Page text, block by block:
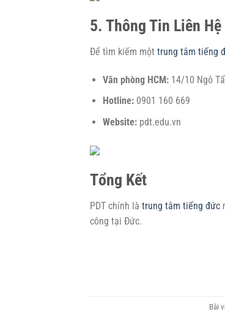
5. Thông Tin Liên
Để tìm kiếm một trung tâm tiếng
Văn phòng HCM:14/10 Ngô
Hotline:0901 160 669
Website:pdt.edu.vn
Tổng Kết
PDT chính là trung tâm tiếng đức
công tại Đức.
Bài